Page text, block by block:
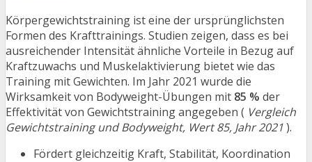
Körpergewichtstraining ist eine der ursprünglichsten
Formen des Krafttrainings. Studien zeigen, dass es bei
ausreichender Intensität ähnliche Vorteile in Bezug auf
Kraftzuwachs und Muskelaktivierung bietet wie das
Training mit Gewichten. Im Jahr 2021 wurde die
Wirksamkeit von Bodyweight-Übungen mit 85 % der
Effektivität von Gewichtstraining angegeben ( Vergleich
Gewichtstraining und Bodyweight, Wert 85, Jahr 2021).
Fördert gleichzeitig Kraft, Stabilität, Koordination